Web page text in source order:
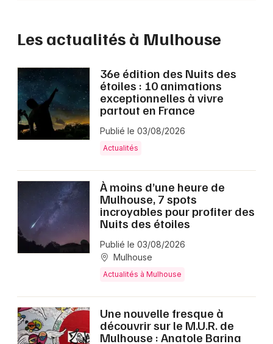
Les actualités à Mulhouse
36e édition des Nuits des
étoiles : 10 animations
exceptionnelles à vivre
partout en France
Publié le 03/08/2026
Actualités
À moins d’une heure de
Mulhouse, 7 spots
incroyables pour profiter des
Nuits des étoiles
Publié le 03/08/2026
Mulhouse
Actualités à Mulhouse
Une nouvelle fresque à
découvrir sur le M.U.R. de
Mulhouse : Anatole Barina